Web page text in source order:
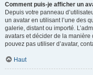
Comment puis-je afficher un
Depuis votre panneau
un avatar en utilisant l’une des
galerie, distant ou importé.
avatars et décider de la manière
pouvez pas utiliser d’avatar,
Haut